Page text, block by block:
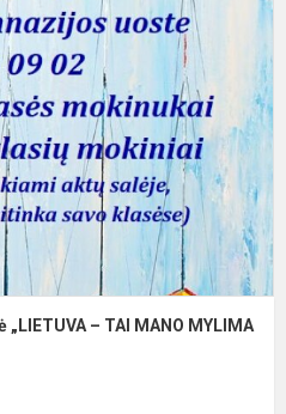
– TAI MANO MYLIMA